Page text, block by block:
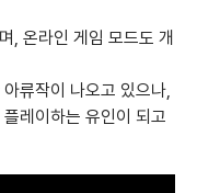
, 온라인 게임 모드도 개
류작이 나오고 있으나,
레이하는 유인이 되고